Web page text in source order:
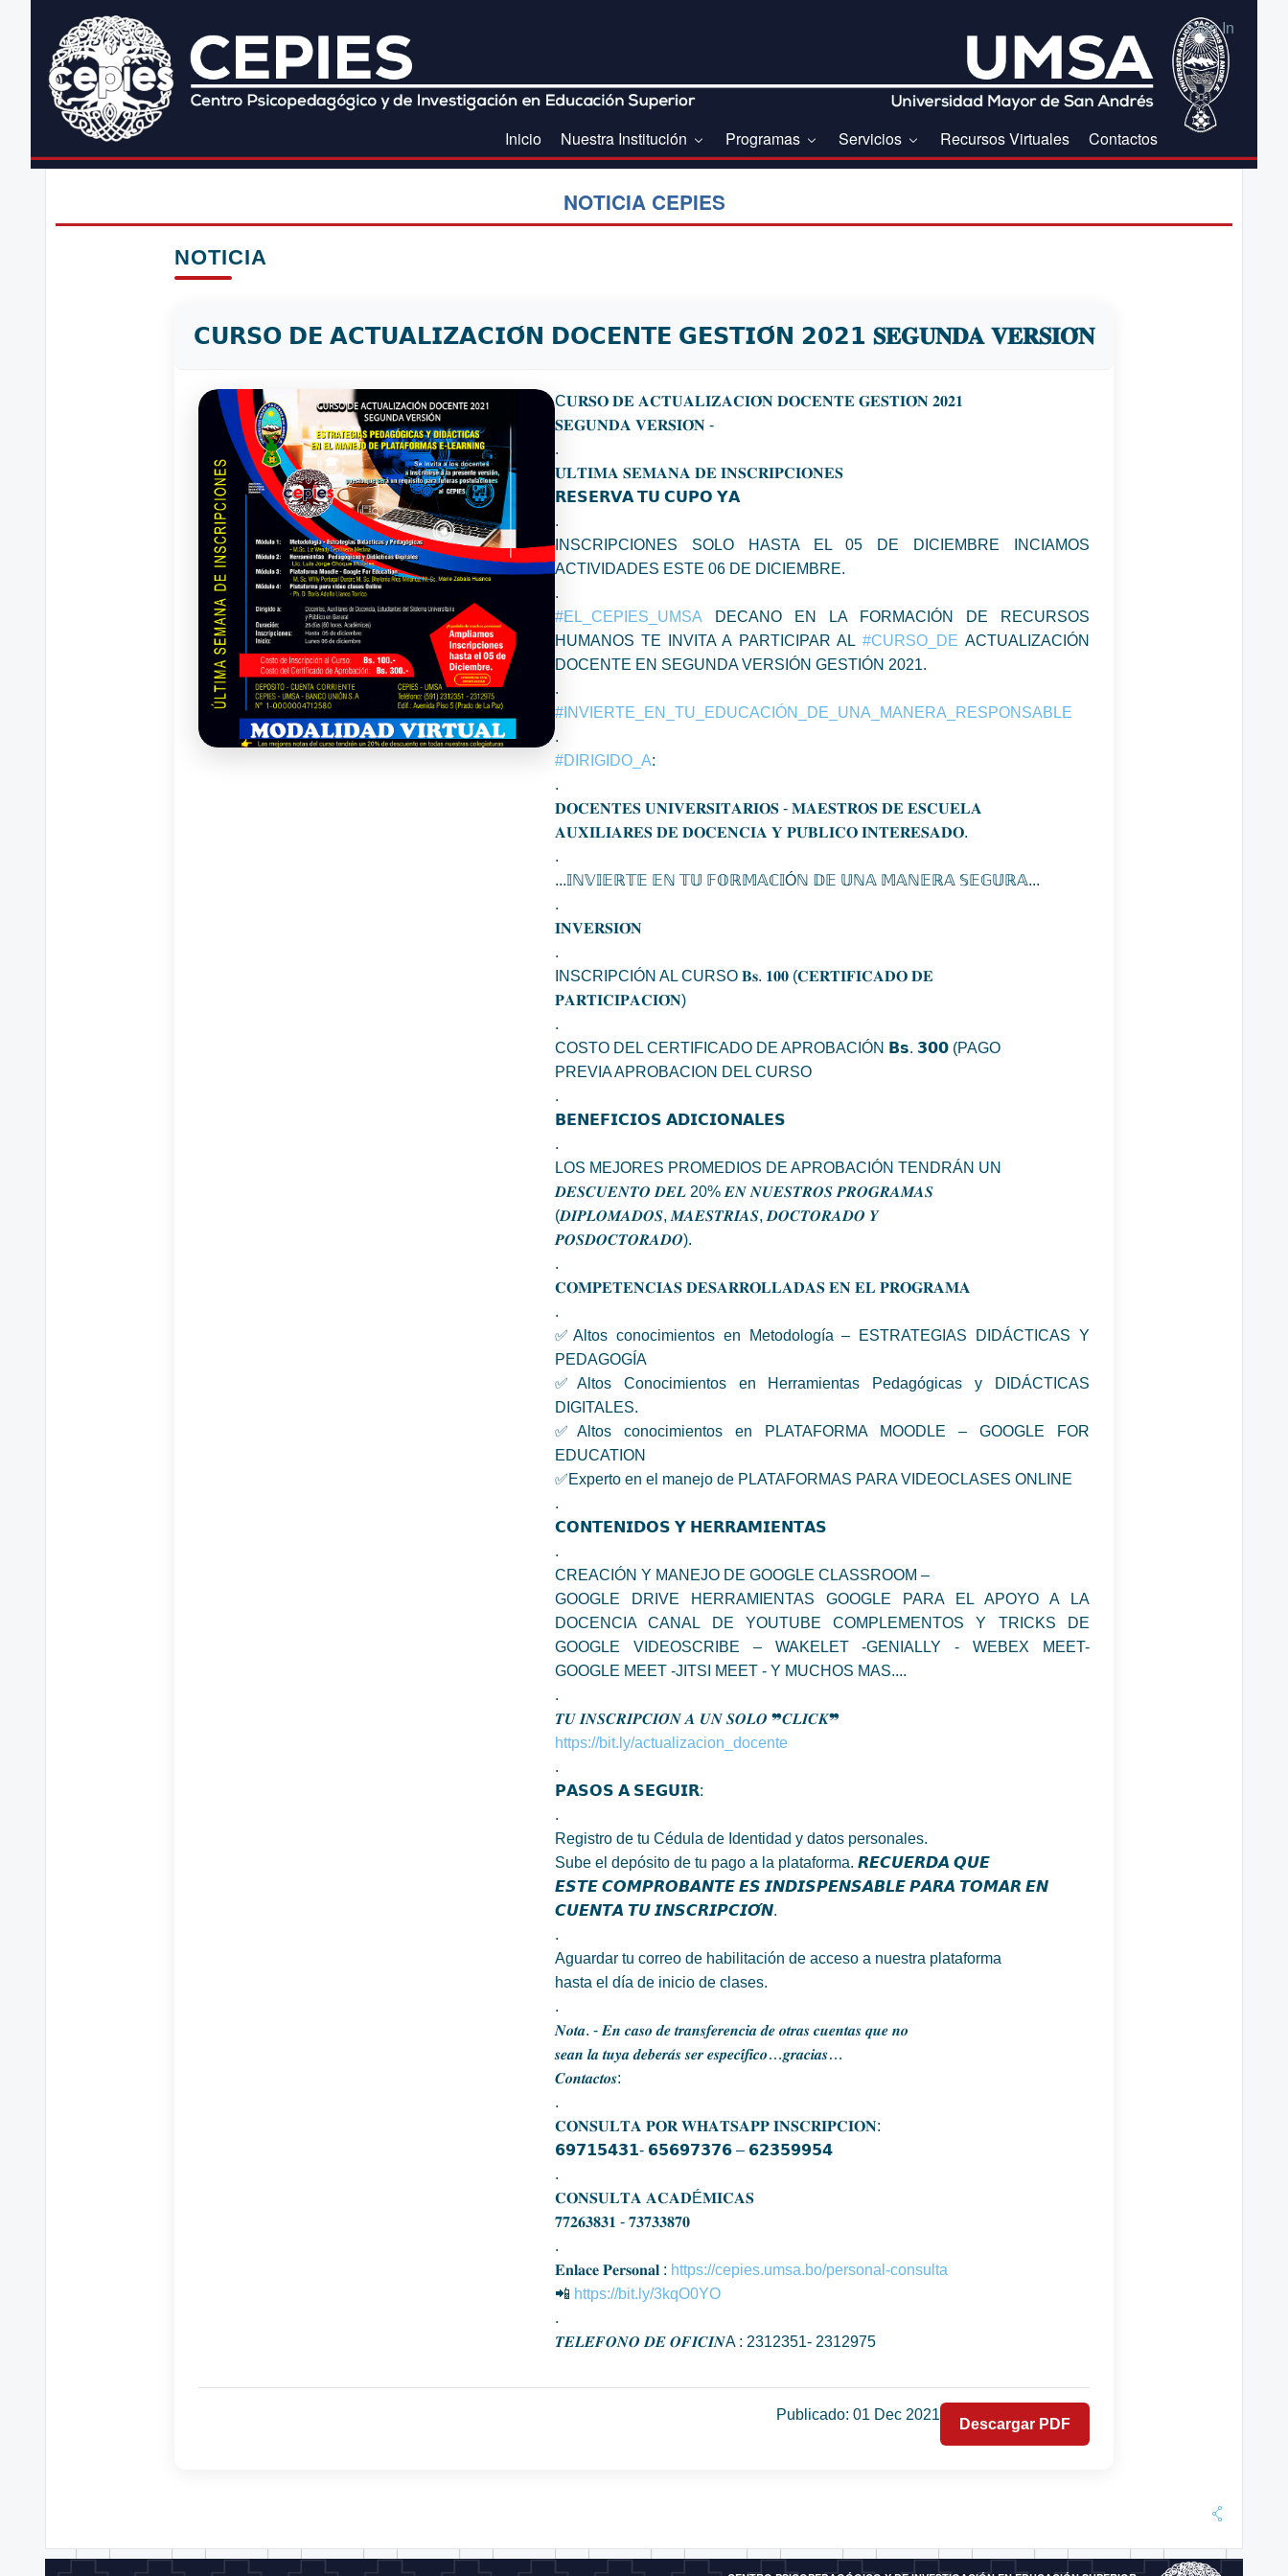
Sign In
Inicio Nuestra Institución Programas Servicios Recursos Virtuales Contactos
NOTICIA CEPIES
NOTICIA
𝗖𝗨𝗥𝗦𝗢 𝗗𝗘 𝗔𝗖𝗧𝗨𝗔𝗟𝗜𝗭𝗔𝗖𝗜𝗢́𝗡 𝗗𝗢𝗖𝗘𝗡𝗧𝗘 𝗚𝗘𝗦𝗧𝗜𝗢́𝗡 𝟮𝟬𝟮𝟭 𝐒𝐄𝐆𝐔𝐍𝐃𝐀 𝐕𝐄𝐑𝐒𝐈𝐎́𝐍
C𝐔𝐑𝐒𝐎 𝐃𝐄 𝐀𝐂𝐓𝐔𝐀𝐋𝐈𝐙𝐀𝐂𝐈𝐎́𝐍 𝐃𝐎𝐂𝐄𝐍𝐓𝐄 𝐆𝐄𝐒𝐓𝐈𝐎́𝐍 𝟐𝟎𝟐𝟏
𝐒𝐄𝐆𝐔𝐍𝐃𝐀 𝐕𝐄𝐑𝐒𝐈𝐎́𝐍 -
.
𝐔́𝐋𝐓𝐈𝐌𝐀 𝐒𝐄𝐌𝐀𝐍𝐀 𝐃𝐄 𝐈𝐍𝐒𝐂𝐑𝐈𝐏𝐂𝐈𝐎𝐍𝐄𝐒
𝗥𝗘𝗦𝗘𝗥𝗩𝗔 𝗧𝗨 𝗖𝗨𝗣𝗢 𝗬𝗔
.
INSCRIPCIONES SOLO HASTA EL 05 DE DICIEMBRE INCIAMOS
ACTIVIDADES ESTE 06 DE DICIEMBRE.
.
#EL_CEPIES_UMSA DECANO EN LA FORMACIÓN DE RECURSOS
HUMANOS TE INVITA A PARTICIPAR AL #CURSO_DE ACTUALIZACIÓN
DOCENTE EN SEGUNDA VERSIÓN GESTIÓN 2021.
.
#INVIERTE_EN_TU_EDUCACIÓN_DE_UNA_MANERA_RESPONSABLE
.
#DIRIGIDO_A:
.
𝐃𝐎𝐂𝐄𝐍𝐓𝐄𝐒 𝐔𝐍𝐈𝐕𝐄𝐑𝐒𝐈𝐓𝐀𝐑𝐈𝐎𝐒 - 𝐌𝐀𝐄𝐒𝐓𝐑𝐎𝐒 𝐃𝐄 𝐄𝐒𝐂𝐔𝐄𝐋𝐀
𝐀𝐔𝐗𝐈𝐋𝐈𝐀𝐑𝐄𝐒 𝐃𝐄 𝐃𝐎𝐂𝐄𝐍𝐂𝐈𝐀 𝐘 𝐏𝐔́𝐁𝐋𝐈𝐂𝐎 𝐈𝐍𝐓𝐄𝐑𝐄𝐒𝐀𝐃𝐎.
.
...𝕀ℕ𝕍𝕀𝔼ℝ𝕋𝔼 𝔼ℕ 𝕋𝕌 𝔽𝕆ℝ𝕄𝔸ℂ𝕀Óℕ 𝔻𝔼 𝕌ℕ𝔸 𝕄𝔸ℕ𝔼ℝ𝔸 𝕊𝔼𝔾𝕌ℝ𝔸...
.
𝐈𝐍𝐕𝐄𝐑𝐒𝐈𝐎́𝐍
.
INSCRIPCIÓN AL CURSO 𝐁𝐬. 𝟏𝟎𝟎 (𝐂𝐄𝐑𝐓𝐈𝐅𝐈𝐂𝐀𝐃𝐎 𝐃𝐄
𝐏𝐀𝐑𝐓𝐈𝐂𝐈𝐏𝐀𝐂𝐈𝐎́𝐍)
.
COSTO DEL CERTIFICADO DE APROBACIÓN 𝗕𝘀. 𝟯𝟬𝟬 (PAGO
PREVIA APROBACION DEL CURSO
.
𝗕𝗘𝗡𝗘𝗙𝗜𝗖𝗜𝗢𝗦 𝗔𝗗𝗜𝗖𝗜𝗢𝗡𝗔𝗟𝗘𝗦
.
LOS MEJORES PROMEDIOS DE APROBACIÓN TENDRÁN UN
𝑫𝑬𝑺𝑪𝑼𝑬𝑵𝑻𝑶 𝑫𝑬𝑳 20% 𝑬𝑵 𝑵𝑼𝑬𝑺𝑻𝑹𝑶𝑺 𝑷𝑹𝑶𝑮𝑹𝑨𝑴𝑨𝑺
(𝑫𝑰𝑷𝑳𝑶𝑴𝑨𝑫𝑶𝑺, 𝑴𝑨𝑬𝑺𝑻𝑹𝑰́𝑨𝑺, 𝑫𝑶𝑪𝑻𝑶𝑹𝑨𝑫𝑶 𝒀
𝑷𝑶𝑺𝑫𝑶𝑪𝑻𝑶𝑹𝑨𝑫𝑶).
.
𝐂𝐎𝐌𝐏𝐄𝐓𝐄𝐍𝐂𝐈𝐀𝐒 𝐃𝐄𝐒𝐀𝐑𝐑𝐎𝐋𝐋𝐀𝐃𝐀𝐒 𝐄𝐍 𝐄𝐋 𝐏𝐑𝐎𝐆𝐑𝐀𝐌𝐀
.
✅Altos conocimientos en Metodología – ESTRATEGIAS DIDÁCTICAS Y
PEDAGOGÍA
✅Altos Conocimientos en Herramientas Pedagógicas y DIDÁCTICAS
DIGITALES.
✅Altos conocimientos en PLATAFORMA MOODLE – GOOGLE FOR
EDUCATION
✅Experto en el manejo de PLATAFORMAS PARA VIDEOCLASES ONLINE
.
𝗖𝗢𝗡𝗧𝗘𝗡𝗜𝗗𝗢𝗦 𝗬 𝗛𝗘𝗥𝗥𝗔𝗠𝗜𝗘𝗡𝗧𝗔𝗦
.
CREACIÓN Y MANEJO DE GOOGLE CLASSROOM –
GOOGLE DRIVE HERRAMIENTAS GOOGLE PARA EL APOYO A LA
DOCENCIA CANAL DE YOUTUBE COMPLEMENTOS Y TRICKS DE
GOOGLE VIDEOSCRIBE – WAKELET -GENIALLY - WEBEX MEET-
GOOGLE MEET -JITSI MEET - Y MUCHOS MAS....
.
𝑻𝑼 𝑰𝑵𝑺𝑪𝑹𝑰𝑷𝑪𝑰𝑶́𝑵 𝑨 𝑼𝑵 𝑺𝑶𝑳𝑶 ❞𝑪𝑳𝑰𝑪𝑲❞
https://bit.ly/actualizacion_docente
.
𝗣𝗔𝗦𝗢𝗦 𝗔 𝗦𝗘𝗚𝗨𝗜𝗥:
.
Registro de tu Cédula de Identidad y datos personales.
Sube el depósito de tu pago a la plataforma. 𝙍𝙀𝘾𝙐𝙀𝙍𝘿𝘼 𝙌𝙐𝙀
𝙀𝙎𝙏𝙀 𝘾𝙊𝙈𝙋𝙍𝙊𝘽𝘼𝙉𝙏𝙀 𝙀𝙎 𝙄𝙉𝘿𝙄𝙎𝙋𝙀𝙉𝙎𝘼𝘽𝙇𝙀 𝙋𝘼𝙍𝘼 𝙏𝙊𝙈𝘼𝙍 𝙀𝙉
𝘾𝙐𝙀𝙉𝙏𝘼 𝙏𝙐 𝙄𝙉𝙎𝘾𝙍𝙄𝙋𝘾𝙄𝙊́𝙉.
.
Aguardar tu correo de habilitación de acceso a nuestra plataforma
hasta el día de inicio de clases.
.
𝑵𝒐𝒕𝒂. - 𝑬𝒏 𝒄𝒂𝒔𝒐 𝒅𝒆 𝒕𝒓𝒂𝒏𝒔𝒇𝒆𝒓𝒆𝒏𝒄𝒊𝒂 𝒅𝒆 𝒐𝒕𝒓𝒂𝒔 𝒄𝒖𝒆𝒏𝒕𝒂𝒔 𝒒𝒖𝒆 𝒏𝒐
𝒔𝒆𝒂𝒏 𝒍𝒂 𝒕𝒖𝒚𝒂 𝒅𝒆𝒃𝒆𝒓𝒂́𝒔 𝒔𝒆𝒓 𝒆𝒔𝒑𝒆𝒄𝒊́𝒇𝒊𝒄𝒐…𝒈𝒓𝒂𝒄𝒊𝒂𝒔…
𝑪𝒐𝒏𝒕𝒂𝒄𝒕𝒐𝒔:
.
𝐂𝐎𝐍𝐒𝐔𝐋𝐓𝐀 𝐏𝐎𝐑 𝐖𝐇𝐀𝐓𝐒𝐀𝐏𝐏 𝐈𝐍𝐒𝐂𝐑𝐈𝐏𝐂𝐈𝐎𝐍:
𝟲𝟵𝟳𝟭𝟱𝟰𝟯𝟭- 𝟲𝟱𝟲𝟵𝟳𝟯𝟳𝟲 – 𝟲𝟮𝟯𝟱𝟵𝟵𝟱𝟰
.
𝐂𝐎𝐍𝐒𝐔𝐋𝐓𝐀 𝐀𝐂𝐀𝐃É𝐌𝐈𝐂𝐀𝐒
𝟕𝟕𝟐𝟔𝟑𝟖𝟑𝟏 - 𝟕𝟑𝟕𝟑𝟑𝟖𝟕𝟎
.
𝐄𝐧𝐥𝐚𝐜𝐞 𝐏𝐞𝐫𝐬𝐨𝐧𝐚𝐥 : https://cepies.umsa.bo/personal-consulta
📲 https://bit.ly/3kqO0YO
.
𝑻𝑬𝑳𝑬́𝑭𝑶𝑵𝑶 𝑫𝑬 𝑶𝑭𝑰𝑪𝑰𝑵A : 2312351- 2312975
Publicado: 01 Dec 2021
Descargar PDF